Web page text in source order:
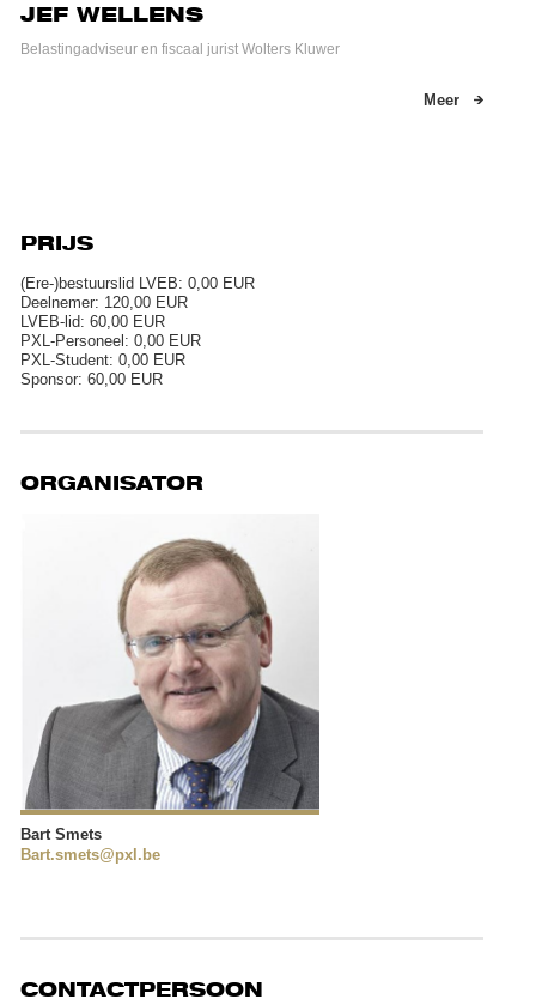
JEF WELLENS
Belastingadviseur en fiscaal jurist Wolters Kluwer
Meer
PRIJS
(Ere-)bestuurslid LVEB: 0,00 EUR
Deelnemer: 120,00 EUR
LVEB-lid: 60,00 EUR
PXL-Personeel: 0,00 EUR
PXL-Student: 0,00 EUR
Sponsor: 60,00 EUR
ORGANISATOR
Bart Smets
Bart.smets@pxl.be
CONTACTPERSOON